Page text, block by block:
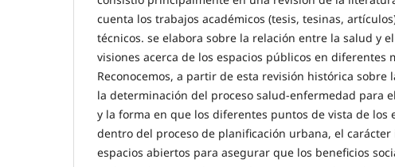
cuenta los trabajos académicos (tesis, tesinas,
técnicos. se elabora sobre la relación entre la salud y
visiones acerca de los espacios públicos en diferentes
Reconocemos, a partir de esta revisión histórica sobre
la determinación del proceso salud-enfermedad para
y la forma en que los diferentes puntos de vista de los
dentro del proceso de planificación urbana, el
espacios abiertos para asegurar que los beneficios